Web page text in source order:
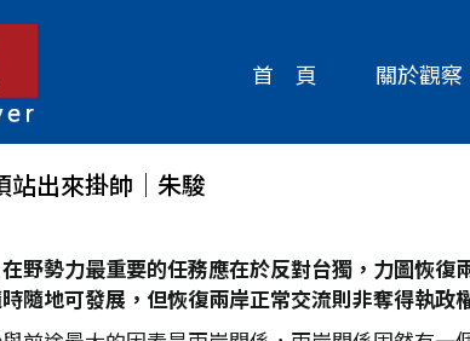
首 頁 關於觀察
站出來掛帥│朱駿
野勢力最重要的任務應在於反對台獨，力圖恢
隨地可發展，但恢復兩岸正常交流則非奪得執政